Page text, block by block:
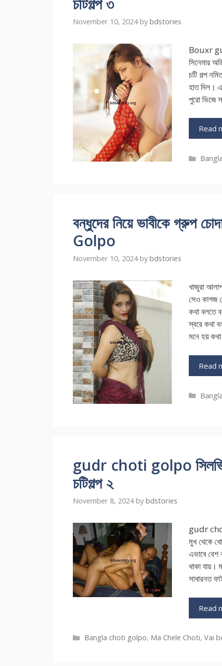
November 10, 2024 by bdstories
Bouxr
সিনেমার
চটি গল্প
হাত দিল।
পুরো ভিজে
Read
বন্ধুদের নিয়ে ভাবীকে গ্রুপ
Golpo
November 10, 2024 by bdstories
খাজুরা
সেও কাগজ
কথা বলতে
স্বরে কথা
মনে হয়
Read
gudr choti golpo সিলভি ও
চটিগল্প ২
November 8, 2024 by bdstories
gudr choti
মুখ থেকে
এভাবে বেশ
থাকা যায়।
সাধারনত
Read
Categories
Bangla choti golpo, Ma Chele Choti,Vai